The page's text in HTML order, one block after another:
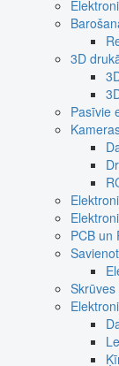
3D
Pasīvie
PCB un